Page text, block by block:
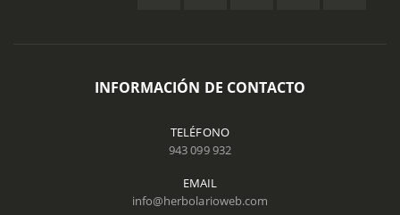
INFORMACIÓN DE CONTACTO
TELÉFONO
943 099 932
EMAIL
info@herbolarioweb.com